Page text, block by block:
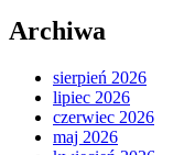
Archiwa
sierpień 2026
lipiec 2026
czerwiec 2026
maj 2026